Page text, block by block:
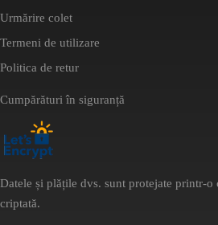
Urmărire colet
Termeni de utilizare
Politica de retur
Cumpărături în siguranță
Datele și plățile dvs. sunt protejate printr-o
criptată.